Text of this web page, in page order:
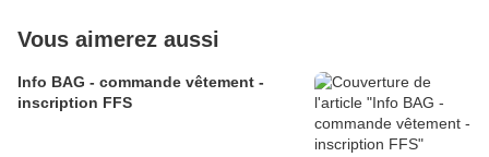
Vous aimerez aussi
Info BAG - commande vêtement -
inscription FFS